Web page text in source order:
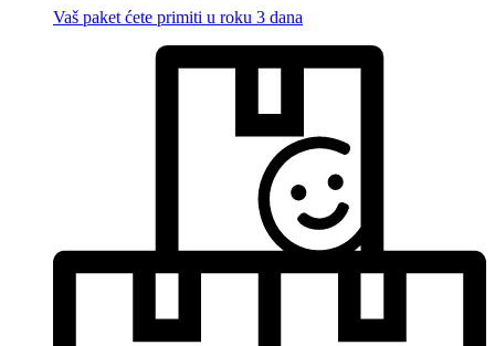
Vaš paket ćete primiti u roku 3 dana